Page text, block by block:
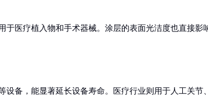
于医疗植入物和手术器械。涂层的表面光洁度也直接影
设备，能显著延长设备寿命。医疗行业则用于人工关节